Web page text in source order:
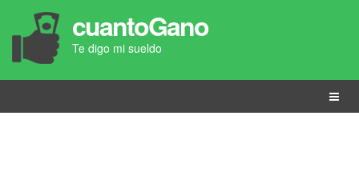
cuantoGano
Te digo mi sueldo
Menú